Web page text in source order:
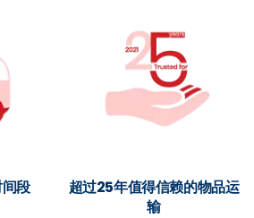
段
超过25年值得信赖的物品运
输